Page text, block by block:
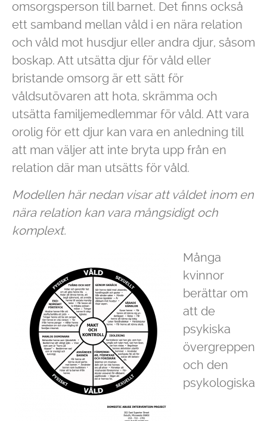
omsorgsperson till barnet. Det finns också
ett samband mellan våld i en nära relation
och våld mot husdjur eller andra djur, såsom
boskap. Att utsätta djur för våld eller
bristande omsorg är ett sätt för
våldsutövaren att hota, skrämma och
utsätta familjemedlemmar för våld. Att vara
orolig för ett djur kan vara en anledning till
att man väljer att inte bryta upp från en
relation där man utsätts för våld.
Modellen här nedan visar att våldet inom en
nära relation kan vara mångsidigt och
komplext.
Många
kvinnor
berättar om
att de
psykiska
övergreppen
och den
psykologiska